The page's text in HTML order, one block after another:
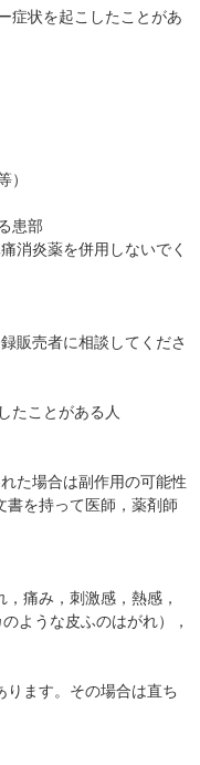
症状を起こしたことがあ
患部
消炎薬を併用しないでく
販売者に相談してくださ
たことがある人
た場合は副作用の可能性
を持って医師，薬剤師
痛み，刺激感，熱感，
ような皮ふのはがれ），
ります。その場合は直ち